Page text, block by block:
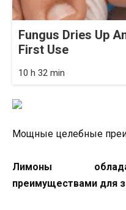
Fungus Dries Up
First Use
10 h 32 min
Мощные целебные
Лимоны
преимуществами для